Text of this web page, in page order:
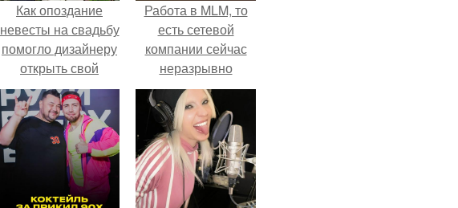
Как опоздание
невесты на свадьбу
помогло дизайнеру
открыть свой
бренд.
Работа в MLM, то
есть сетевой
компании сейчас
неразрывно
связана с создание
своего контента,
своей страницы в
соц сетях.